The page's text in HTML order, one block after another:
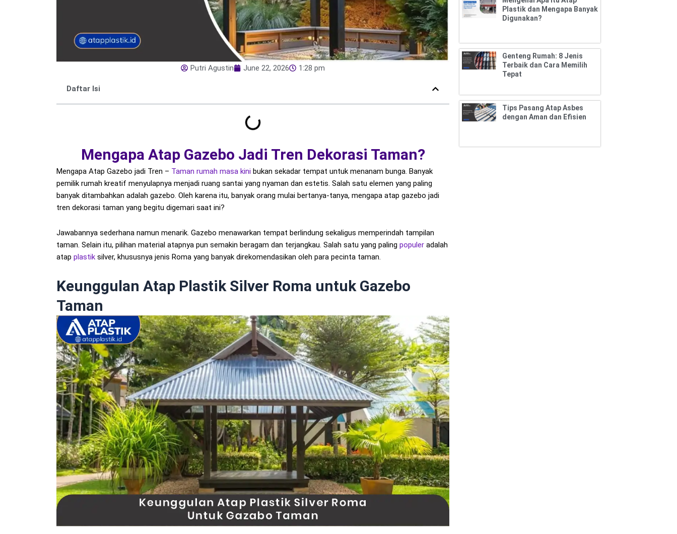
Putri Agustin June 22, 2026 1:28 pm
Daftar Isi
Mengapa Atap Gazebo Jadi Tren Dekorasi Taman?
Mengapa Atap Gazebo jadi Tren – Taman rumah masa kini bukan sekadar tempat untuk menanam bunga. Banyak
pemilik rumah kreatif menyulapnya menjadi ruang santai yang nyaman dan estetis. Salah satu elemen yang paling
banyak ditambahkan adalah gazebo. Oleh karena itu, banyak orang mulai bertanya-tanya, mengapa atap gazebo jadi
tren dekorasi taman yang begitu digemari saat ini?
Jawabannya sederhana namun menarik. Gazebo menawarkan tempat berlindung sekaligus memperindah tampilan
taman. Selain itu, pilihan material atapnya pun semakin beragam dan terjangkau. Salah satu yang paling populer adalah
atap plastik silver, khususnya jenis Roma yang banyak direkomendasikan oleh para pecinta taman.
Keunggulan Atap Plastik Silver Roma untuk Gazebo
Taman
Plastik dan Mengapa Banyak
Digunakan?
Genteng Rumah: 8 Jenis
Terbaik dan Cara Memilih
Tepat
Tips Pasang Atap Asbes
dengan Aman dan Efisien